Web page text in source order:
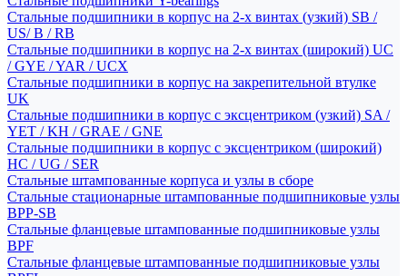
Стальные подшипники в корпус на 2-х винтах (узкий) SB /
US/ B / RB
Стальные подшипники в корпус на 2-х винтах (широкий) UC
/ GYE / YAR / UCX
Стальные подшипники в корпус на закрепительной втулке
UK
Стальные подшипники в корпус с эксцентриком (узкий) SA /
YET / KH / GRAE / GNE
Стальные подшипники в корпус с эксцентриком (широкий)
HC / UG / SER
Стальные штампованные корпуса и узлы в сборе
Стальные стационарные штампованные подшипниковые узлы
BPP-SB
Стальные фланцевые штампованные подшипниковые узлы
BPF
Стальные фланцевые штампованные подшипниковые узлы